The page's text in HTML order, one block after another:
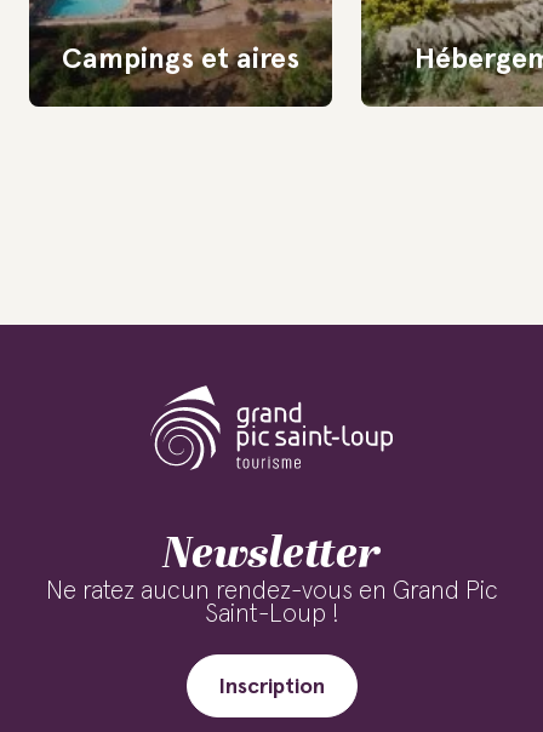
Campings et aires
Newsletter
Ne ratez aucun rendez-vous en Grand Pic
Saint-Loup !
Inscription